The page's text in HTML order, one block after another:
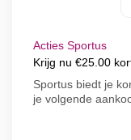
Acties Sportus
Krijg nu €25.00
Sportus biedt je
je volgende